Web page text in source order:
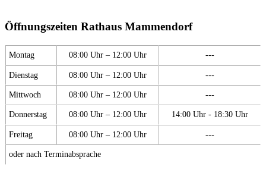
Öffnungszeiten Rathaus Mammendorf
Montag 08:00 Uhr – 12:00 Uhr ---
Dienstag 08:00 Uhr – 12:00 Uhr ---
Mittwoch 08:00 Uhr – 12:00 Uhr ---
Donnerstag 08:00 Uhr – 12:00 Uhr 14:00 Uhr - 18:30 Uhr
Freitag 08:00 Uhr – 12:00 Uhr ---
oder nach Terminabsprache